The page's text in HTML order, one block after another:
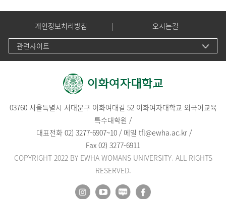
개인정보처리방침
오시는길
관련사이트
03760 서울특별시 서대문구 이화여대길 52 이화여자대학교 외국어교육
특수대학원 /
대표전화 02) 3277-6907~10/ 메일 tfl@ewha.ac.kr/
Fax 02) 3277-6911
COPYRIGHT 2022 BY EWHA WOMANS UNIVERSITY. ALL RIGHTS
RESERVED.